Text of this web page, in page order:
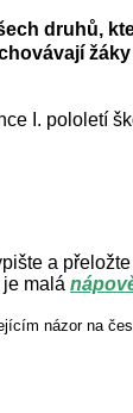
druhů,
I. pololetí
a
malá
názor na